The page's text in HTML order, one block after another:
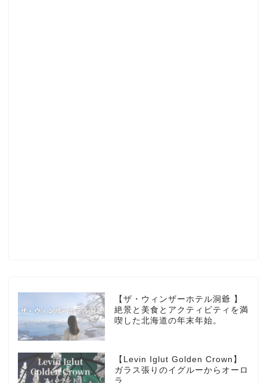
【ザ・ウィンザーホテル洞爺 】
絶景と美食とアクティビティを満
喫した北海道の年末年始。
【Levin Iglut Golden Crown】
ガラス張りのイグルーからオーロ
ラ
HOTEL
MarriottBonvoy
TRAVEL